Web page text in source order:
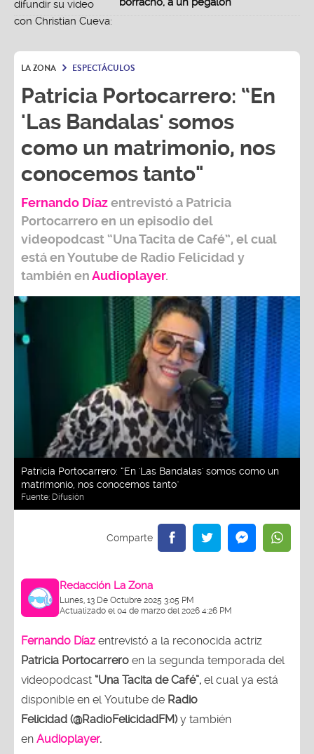
LA ZONA ESPECTÁCULOS
Patricia Portocarrero: “En
'Las Bandalas' somos
como un matrimonio, nos
conocemos tanto"
Fernando Díazentrevistó a Patricia
Portocarreroen un episodio del
videopodcast “Una Tacita de Café”, el cual
está en Youtube de Radio Felicidad y
también enAudioplayer.
Patricia Portocarrero: “En 'Las Bandalas' somos como un
matrimonio, nos conocemos tanto"
Fuente: Difusión
Redacción La Zona
Lunes, 13 De Octubre 2025 3:05 PM
Actualizado el 04 de marzo del 2026 4:26 PM
Fernando Díaz entrevistó a la reconocida actriz
Patricia Portocarrero en la segunda temporada del
videopodcast “Una Tacita de Café”, el cual ya está
disponible en el Youtube de Radio
Felicidad (@RadioFelicidadFM)y también
en Audioplayer.